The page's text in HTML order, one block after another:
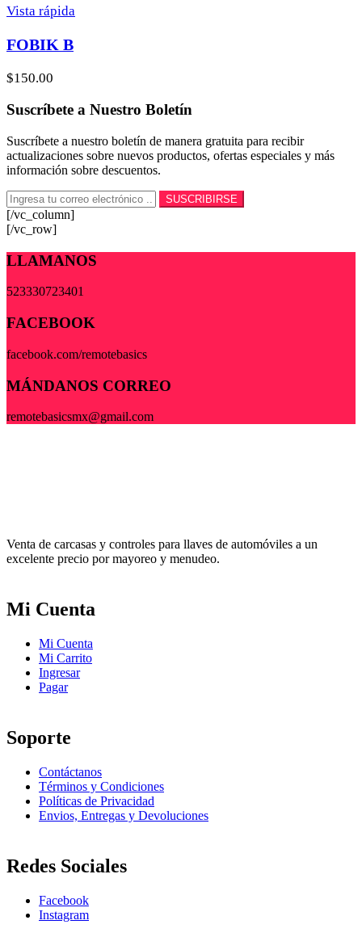
Vista rápida
FOBIK B
$150.00
Suscríbete a Nuestro Boletín
Suscríbete a nuestro boletín de manera gratuita para recibir
actualizaciones sobre nuevos productos, ofertas especiales y más
información sobre descuentos.
[/vc_column]
[/vc_row]
LLAMANOS
523330723401
FACEBOOK
facebook.com/remotebasics
MÁNDANOS CORREO
remotebasicsmx@gmail.com
Venta de carcasas y controles para llaves de automóviles a un
excelente precio por mayoreo y menudeo.
Mi Cuenta
Mi Cuenta
Mi Carrito
Ingresar
Pagar
Soporte
Contáctanos
Términos y Condiciones
Políticas de Privacidad
Envios, Entregas y Devoluciones
Redes Sociales
Facebook
Instagram